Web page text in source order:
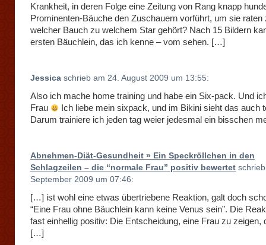
Krankheit, in deren Folge eine Zeitung von Rang knapp
Prominenten-Bäuche den Zuschauern vorführt, um sie raten
welcher Bauch zu welchem Star gehört? Nach 15 Bildern
ersten Bäuchlein, das ich kenne – vom sehen. […]
Jessica schrieb am 24. August 2009 um 13:55:
Also ich mache home training und habe ein Six-pack. Und
Frau
Ich liebe mein sixpack, und im Bikini sieht das auch
Darum trainiere ich jeden tag weier jedesmal ein bisschen
Abnehmen-Diät-Gesundheit » Ein Speckröllchen in den
Schlagzeilen – die “normale Frau” positiv bewertet
September 2009 um 07:46:
[…] ist wohl eine etwas übertriebene Reaktion, galt doch
“Eine Frau ohne Bäuchlein kann keine Venus sein”. Die
fast einhellig positiv: Die Entscheidung, eine Frau zu zeigen,
[…]